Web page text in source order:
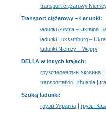
transport ciężarowy
Transport ciężarowy – Ładunki:
ładunki Austria – Ukraina|
ładunki Luksemburg –
ładunki Niemcy – Węgry
DELLA w innych krajach:
грузоперевозки Украина|
transportation Lithuania|
Szukaj ładunki:
грузы Украина| грузы